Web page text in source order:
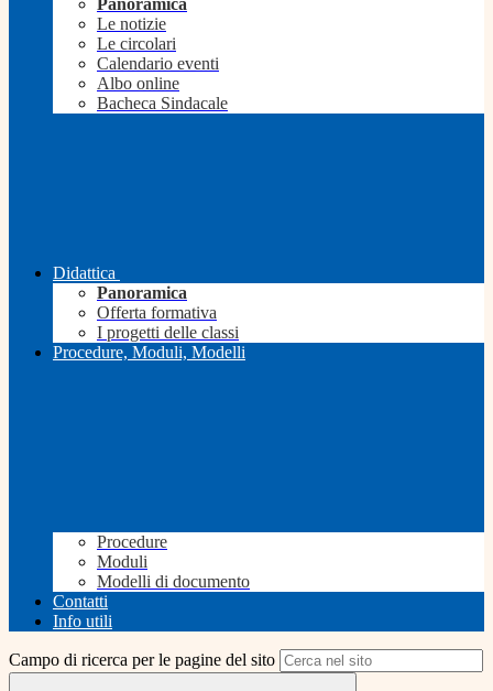
Panoramica
Le notizie
Le circolari
Calendario eventi
Albo online
Bacheca Sindacale
Didattica
Panoramica
Offerta formativa
I progetti delle classi
Procedure, Moduli, Modelli
Procedure
Moduli
Modelli di documento
Contatti
Info utili
Campo di ricerca per le pagine del sito